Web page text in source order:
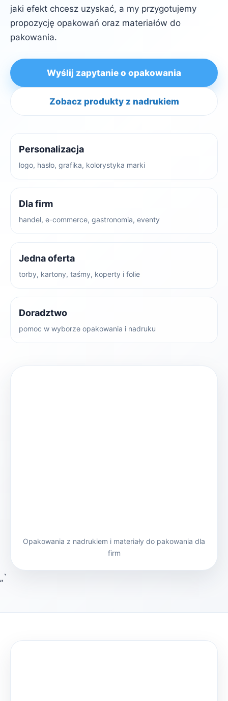
jaki efekt chcesz uzyskać, a my przygotujemy
propozycję opakowań oraz materiałów do
pakowania.
Wyślij zapytanie o opakowania
Zobacz produkty z nadrukiem
Personalizacja
logo, hasło, grafika, kolorystyka marki
Dla firm
handel, e-commerce, gastronomia, eventy
Jedna oferta
torby, kartony, taśmy, koperty i folie
Doradztwo
pomoc w wyborze opakowania i nadruku
Opakowania z nadrukiem i materiały do pakowania dla
firm
„`